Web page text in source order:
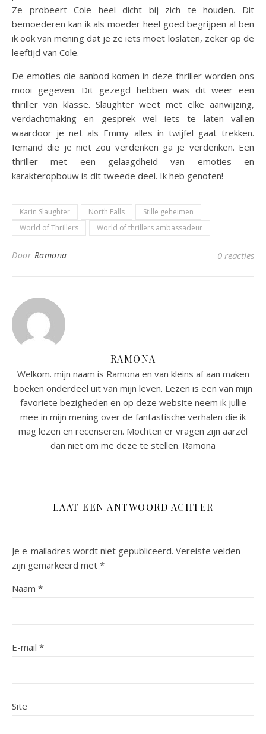
Ze probeert Cole heel dicht bij zich te houden. Dit
bemoederen kan ik als moeder heel goed begrijpen al ben
ik ook van mening dat je ze iets moet loslaten, zeker op de
leeftijd van Cole.
De emoties die aanbod komen in deze thriller worden ons
mooi gegeven. Dit gezegd hebben was dit weer een
thriller van klasse. Slaughter weet met elke aanwijzing,
verdachtmaking en gesprek wel iets te laten vallen
waardoor je net als Emmy alles in twijfel gaat trekken.
Iemand die je niet zou verdenken ga je verdenken. Een
thriller met een gelaagdheid van emoties en
karakteropbouw is dit tweede deel. Ik heb genoten!
Karin Slaughter North Falls
Stille geheimen
World of Thrillers
World of thrillers ambassadeur
Door Ramona 0 reacties
RAMONA
Welkom. mijn naam is Ramona en van kleins af aan maken
boeken onderdeel uit van mijn leven. Lezen is een van mijn
favoriete bezigheden en op deze website neem ik jullie
mee in mijn mening over de fantastische verhalen die ik
mag lezen en recenseren. Mochten er vragen zijn aarzel
dan niet om me deze te stellen. Ramona
LAAT EEN ANTWOORD ACHTER
Je e-mailadres wordt niet gepubliceerd. Vereiste velden
zijn gemarkeerd met *
Naam *
E-mail *
Site